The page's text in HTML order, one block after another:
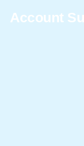
Account